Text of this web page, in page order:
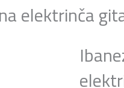
elektrinča